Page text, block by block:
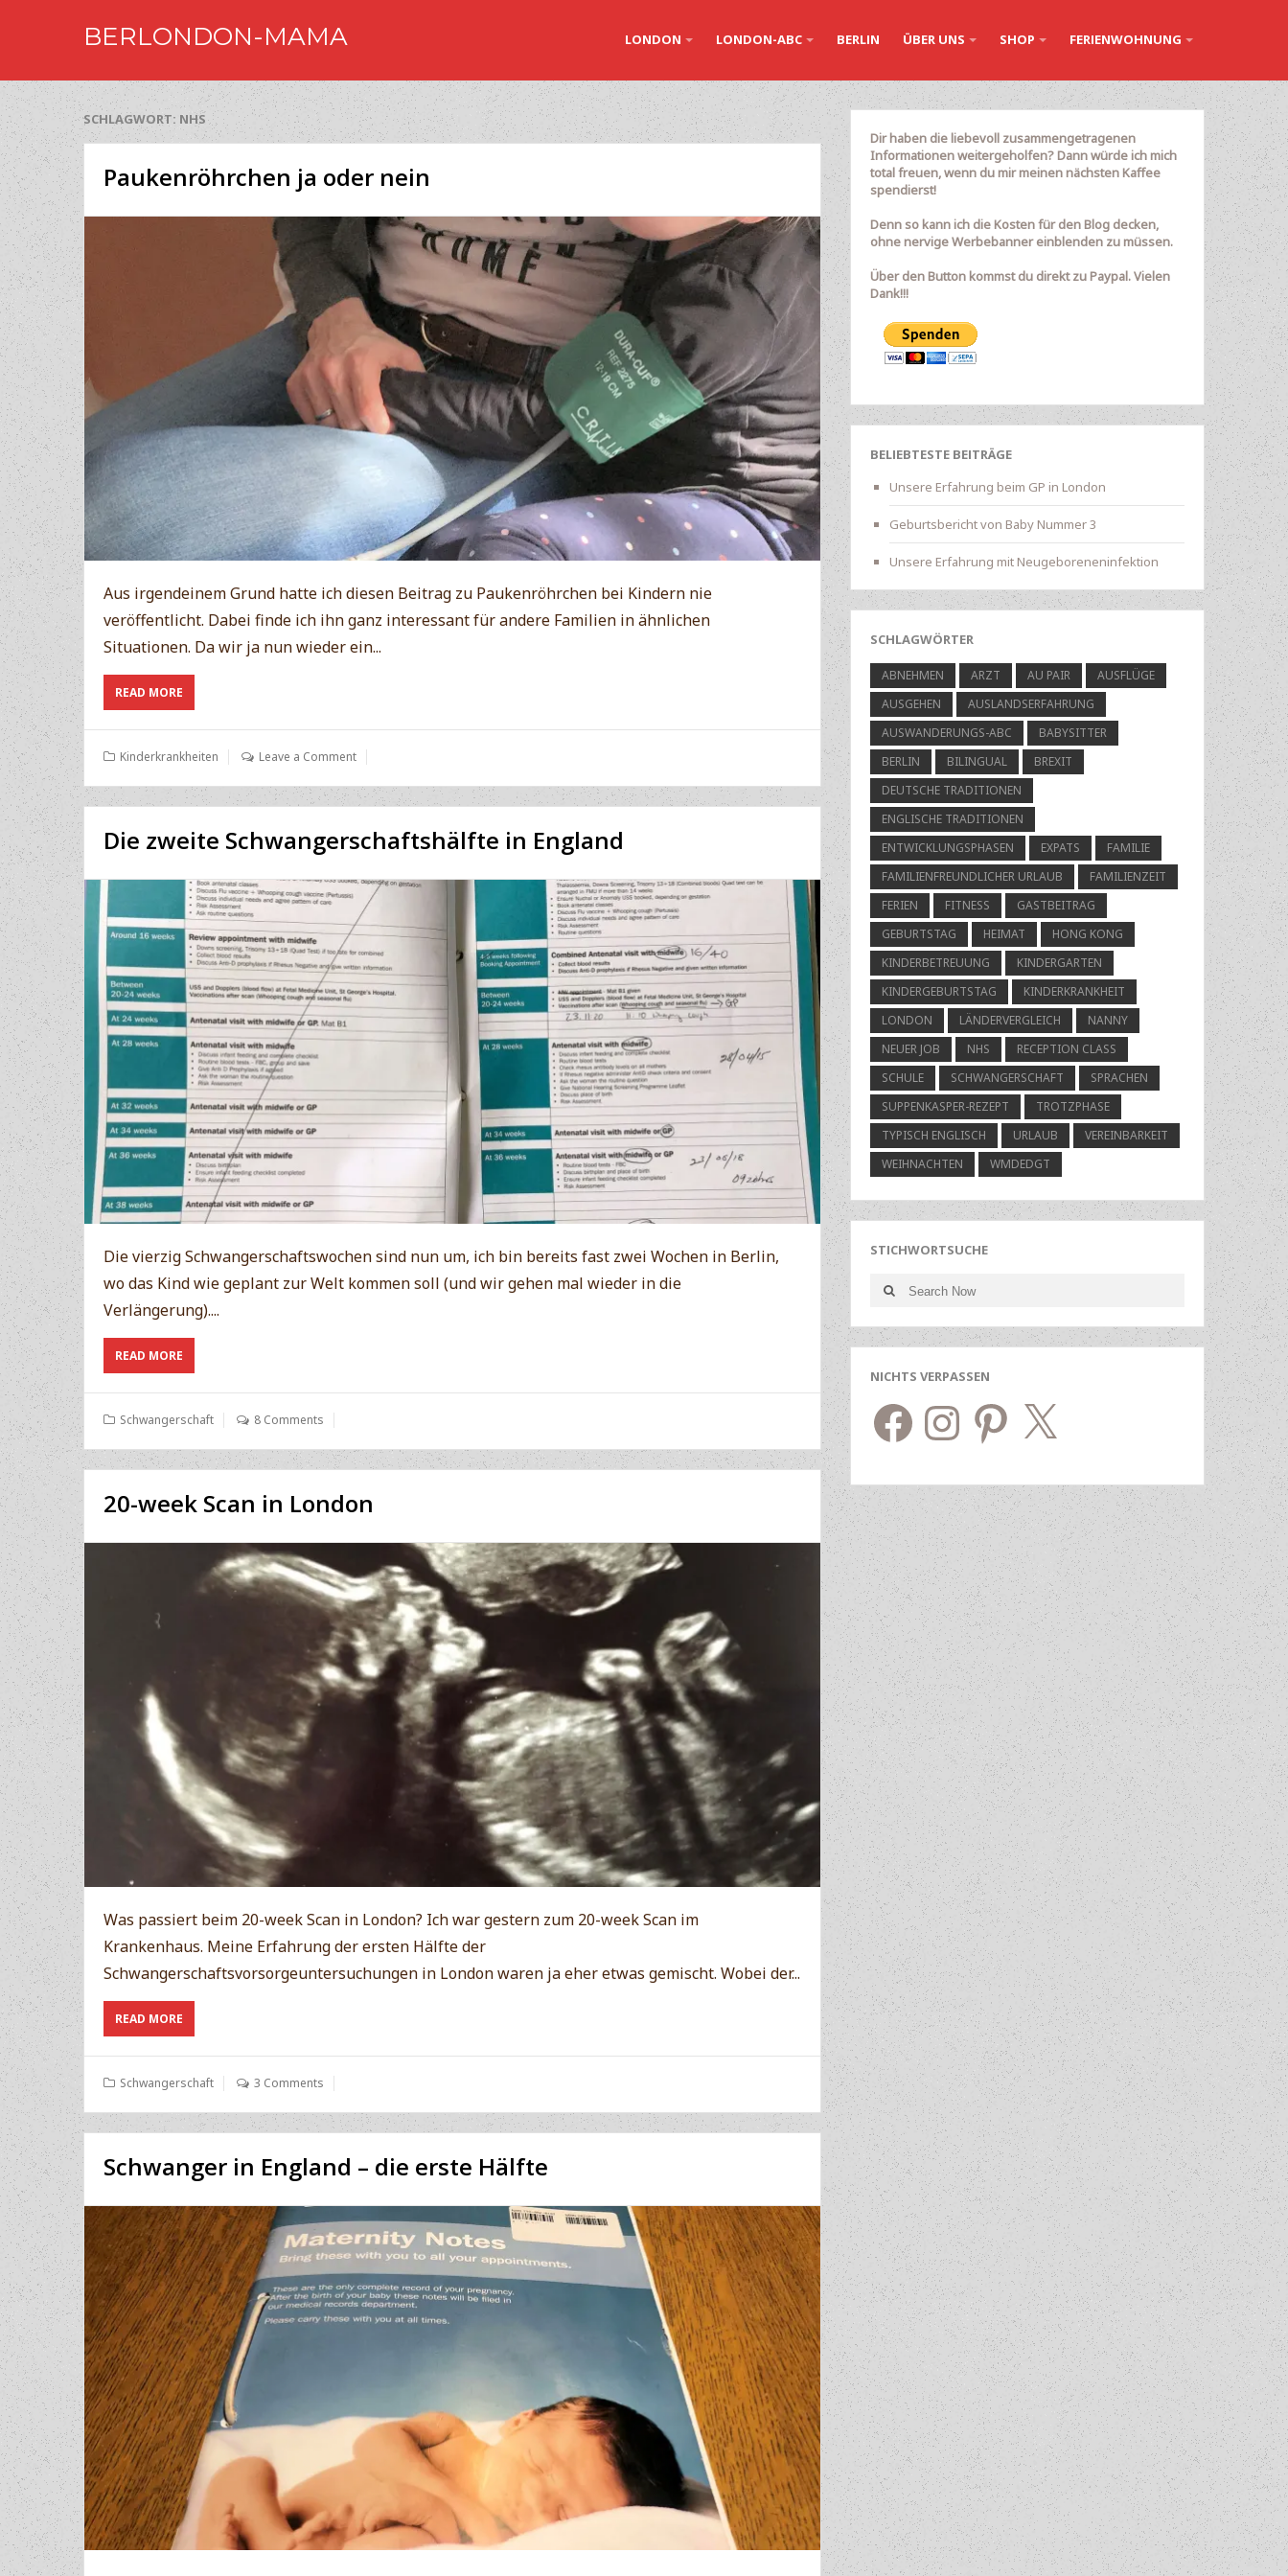
BERLONDON-MAMA LONDON LONDON-ABC BERLIN ÜBER UNS SHOP FERIENWOHNUNG
SCHLAGWORT: NHS
Paukenröhrchen ja oder nein
Aus irgendeinem Grund hatte ich diesen Beitrag zu Paukenröhrchen bei Kindern nie
veröffentlicht. Dabei finde ich ihn ganz interessant für andere Familien in ähnlichen
Situationen. Da wir ja nun wieder ein...
READ MORE
PAUKENRÖHRCHEN
JA
NEIN
Kinderkrankheiten Leave a Comment
Die zweite Schwangerschaftshälfte in England
Die vierzig Schwangerschaftswochen sind nun um, ich bin bereits fast zwei Wochen in Berlin,
wo das Kind wie geplant zur Welt kommen soll (und wir gehen mal wieder in die
Verlängerung)....
READ MORE
DIE
ZWEITE
SCHWANGERSCHAFTSHÄLFTE
IN
ENGLAND
Schwangerschaft 8 Comments
20-week Scan in London
Was passiert beim 20-week Scan in London? Ich war gestern zum 20-week Scan im
Krankenhaus. Meine Erfahrung der ersten Hälfte der
Schwangerschaftsvorsorgeuntersuchungen in London waren ja eher etwas gemischt. Wobei der...
READ MORE
20-
WEEK
IN
LONDON
Schwangerschaft 3 Comments
Schwanger in England – die erste Hälfte
Dir haben die liebevoll zusammengetragenen
Informationen weitergeholfen? Dann würde ich mich
total freuen, wenn du mir meinen nächsten Kaffee
spendierst!
Denn so kann ich die Kosten für den Blog decken,
ohne nervige Werbebanner einblenden zu müssen.
Über den Button kommst du direkt zu Paypal. Vielen
Dank!!!
BELIEBTESTE BEITRÄGE
Unsere Erfahrung beim GP in London
Geburtsbericht von Baby Nummer 3
Unsere Erfahrung mit Neugeboreneninfektion
SCHLAGWÖRTER
ABNEHMEN ARZT AU PAIR
AUSFLÜGE
AUSGEHEN
AUSLANDSERFAHRUNG
AUSWANDERUNGS-ABC
BABYSITTER
BERLIN
BILINGUAL
BREXIT
DEUTSCHE TRADITIONEN
ENGLISCHE TRADITIONEN
ENTWICKLUNGSPHASEN
EXPATS
FAMILIE
FAMILIENFREUNDLICHER URLAUB
FAMILIENZEIT
FERIEN
FITNESS
GASTBEITRAG
GEBURTSTAG
HEIMAT
HONG KONG
KINDERBETREUUNG
KINDERGARTEN
KINDERGEBURTSTAG
KINDERKRANKHEIT
LONDON
LÄNDERVERGLEICH
NANNY
NEUER JOB
NHS
RECEPTION CLASS
SCHULE
SCHWANGERSCHAFT
SPRACHEN
SUPPENKASPER-REZEPT
TROTZPHASE
TYPISCH ENGLISCH
URLAUB
VEREINBARKEIT
WEIHNACHTEN
WMDEDGT
STICHWORTSUCHE
Search
for:
Search
NICHTS VERPASSEN
Facebook Instagram Pinterest